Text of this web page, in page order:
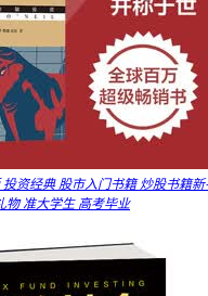
资经典 股市入门书籍 炒股书籍
物 准大学生 高考毕业